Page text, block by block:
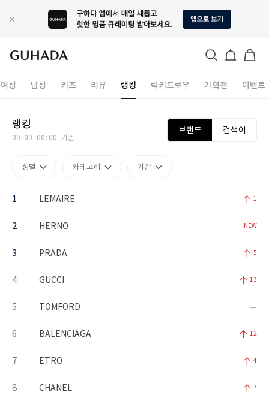
여성 남성 키즈 리뷰 랭킹 럭키드로우 기획전 이벤트
랭킹
0
1
2
6
7
0
1
2
. 0
1
2
0
1
2
6
7
0
6
7
0
6
7
: 00 기준
브랜드 검색어
성별 카테고리 기간
1 LEMAIRE 1
2 HERNO NEW
3 PRADA 5
4 GUCCI 13
5 TOMFORD
6 BALENCIAGA 12
7 ETRO 4
8 CHANEL 7